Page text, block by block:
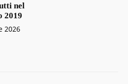
nel
2019
2026